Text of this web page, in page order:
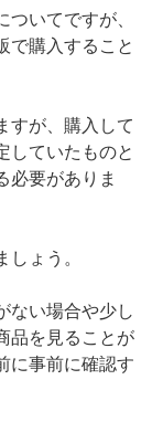
いてですが、
で購入すること
すが、購入して
していたものと
必要がありま
ょう。
ない場合や少し
品を見ることが
に事前に確認す